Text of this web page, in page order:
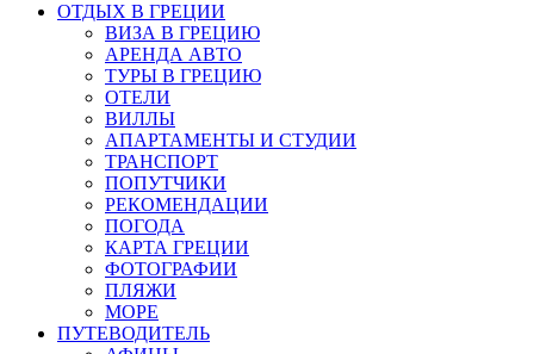
ОТДЫХ В ГРЕЦИИ
ВИЗА В ГРЕЦИЮ
АРЕНДА АВТО
ТУРЫ В ГРЕЦИЮ
ОТЕЛИ
ВИЛЛЫ
АПАРТАМЕНТЫ И СТУДИИ
ТРАНСПОРТ
ПОПУТЧИКИ
РЕКОМЕНДАЦИИ
ПОГОДА
КАРТА ГРЕЦИИ
ФОТОГРАФИИ
ПЛЯЖИ
МОРЕ
ПУТЕВОДИТЕЛЬ